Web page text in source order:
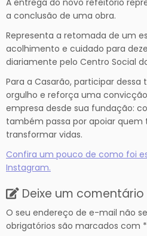
a conclusão de uma obra.
Representa a retomada de um
acolhimento e cuidado para
diariamente pelo Centro Social
Para a Casarão, participar
orgulho e reforça uma
empresa desde sua fundação:
também passa por apoiar
transformar vidas.
Confira um pouco de como foi
Instagram.
Deixe um comentário
O seu endereço de e-mail não
obrigatórios são marcados com *